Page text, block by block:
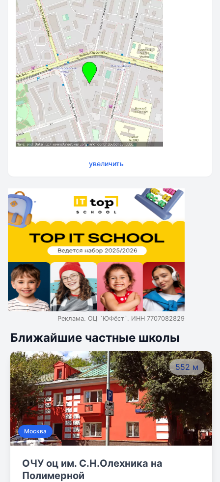
увеличить
Реклама. ОЦ `ЮФёст`. ИНН 7707082829
Ближайшие частные школы
552 м
Москва
ОЧУ оц им. С.Н.Олехника на
Полимерной